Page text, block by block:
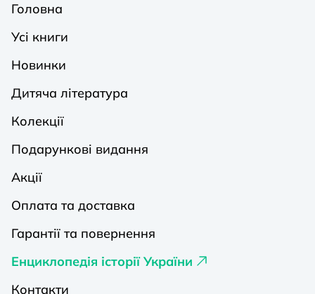
Головна
Усі книги
Новинки
Дитяча література
Колекції
Подарункові видання
Акції
Оплата та доставка
Гарантії та повернення
Енциклопедія історії України
Контакти